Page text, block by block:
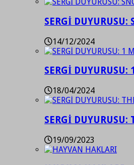
SERGİ DUYURUSU:
14/12/2024
SERGİ DUYURUSU:
18/04/2024
SERGİ
19/09/2023